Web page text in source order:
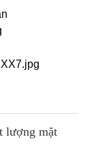
lượng mặt